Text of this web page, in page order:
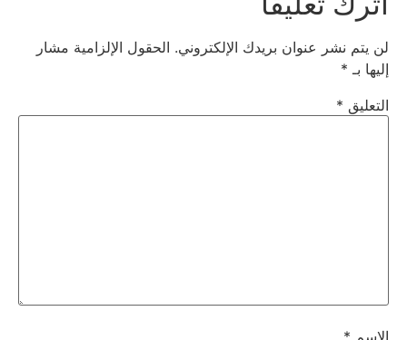
لن يتم نشر عنوان بريدك الإلكتروني. الحقول الإلزامية مشار
إليها بـ *
التعليق *
الاسم *